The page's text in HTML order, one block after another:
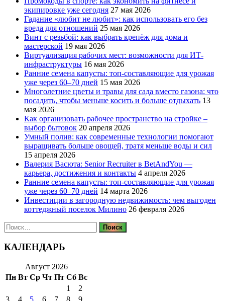
экипировке уже сегодня 27 мая 2026
Гадание «любит не любит»: как использовать его без
вреда для отношений 25 мая 2026
Винт с резьбой: как выбрать крепёж для дома и
мастерской 19 мая 2026
Виртуализация рабочих мест: возможности для ИТ-
инфраструктуры 16 мая 2026
Ранние семена капусты: топ‑составляющие для урожая
уже через 60–70 дней 15 мая 2026
Многолетние цветы и травы для сада вместо газона: что
посадить, чтобы меньше косить и больше отдыхать 13
мая 2026
Как организовать рабочее пространство на стройке –
выбор бытовок 20 апреля 2026
Умный полив: как современные технологии помогают
выращивать больше овощей, тратя меньше воды и сил
15 апреля 2026
Валерия Васюта: Senior Recruiter в BetAndYou —
карьера, достижения и контакты 4 апреля 2026
Ранние семена капусты: топ‑составляющие для урожая
уже через 60–70 дней 14 марта 2026
Инвестиции в загородную недвижимость: чем выгоден
коттеджный поселок Милино 26 февраля 2026
Найти:
КАЛЕНДАРЬ
Август 2026
Пн Вт Ср Чт Пт Сб Вс
1
2